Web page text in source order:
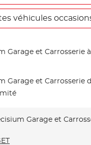
véhicules
Garage et Carrosserie
Garage et Carrosserie
Garage et